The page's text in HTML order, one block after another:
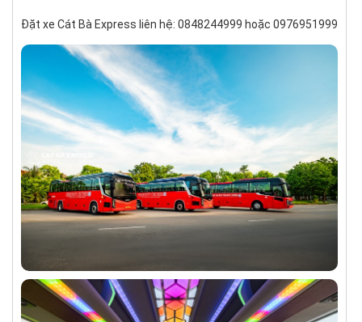
Đặt xe Cát Bà Express liên hệ: 0848244999 hoặc 0976951999